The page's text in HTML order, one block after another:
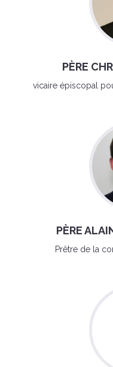
PÈRE
vicaire épiscopal
PÈRE
Prêtre de la